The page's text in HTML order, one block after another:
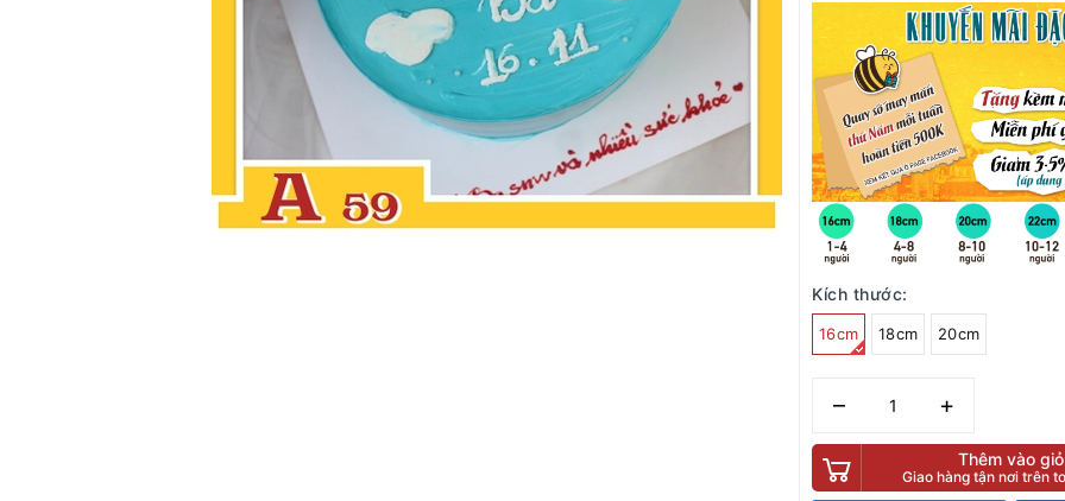
Kích thước:
16cm 18cm 20cm
– +
Thêm vào giỏ
Giao hàng tận nơi trên